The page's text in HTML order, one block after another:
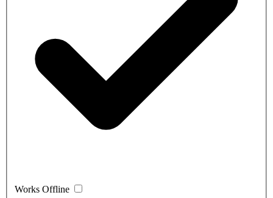
Works Offline